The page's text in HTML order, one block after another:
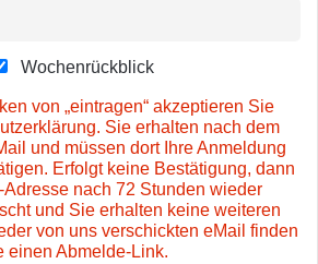
Wochenrückblick
von „eintragen“ akzeptieren Sie
Sie erhalten nach dem
und müssen dort Ihre Anmeldung
Erfolgt keine Bestätigung, dann
nach 72 Stunden wieder
und Sie erhalten keine weiteren
von uns verschickten eMail finden
einen Abmelde-Link.